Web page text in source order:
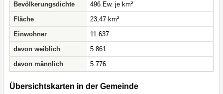
Bevölkerungsdichte
496 Ew. je km²
Fläche
23,47 km²
Einwohner
11.637
davon weiblich
5.861
davon männlich
5.776
Übersichtskarten in der Gemeinde